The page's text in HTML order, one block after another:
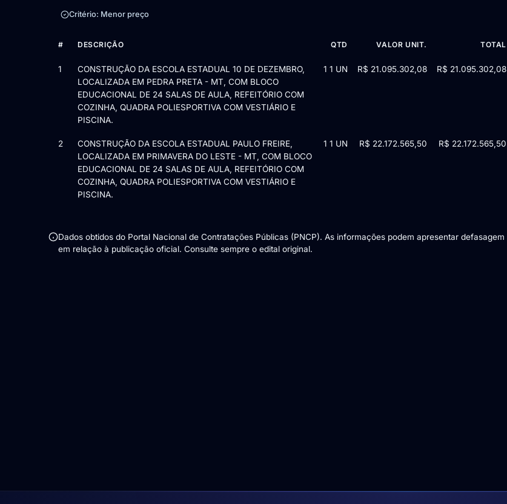
Critério: Menor preço
Itens da licitação Edital nº 015/2025/2026 — 2 itens
# DESCRIÇÃO QTD VALOR UNIT. TOTAL
1
CONSTRUÇÃO DA ESCOLA ESTADUAL 10 DE DEZEMBRO,
LOCALIZADA EM PEDRA PRETA - MT, COM BLOCO
EDUCACIONAL DE 24 SALAS DE AULA, REFEITÓRIO COM
COZINHA, QUADRA POLIESPORTIVA COM VESTIÁRIO E
PISCINA.
1 1 UN R$ 21.095.302,08 R$ 21.095.302,08
2
CONSTRUÇÃO DA ESCOLA ESTADUAL PAULO FREIRE,
LOCALIZADA EM PRIMAVERA DO LESTE - MT, COM BLOCO
EDUCACIONAL DE 24 SALAS DE AULA, REFEITÓRIO COM
COZINHA, QUADRA POLIESPORTIVA COM VESTIÁRIO E
PISCINA.
1 1 UN R$ 22.172.565,50 R$ 22.172.565,50
Dados obtidos do Portal Nacional de Contratações Públicas (PNCP). As informações podem apresentar defasagem
em relação à publicação oficial. Consulte sempre o edital original.